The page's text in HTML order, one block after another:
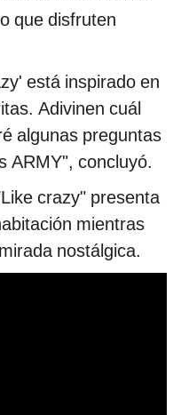
que disfruten
está inspirado en
Adivinen cuál
algunas preguntas
ARMY", concluyó.
crazy" presenta
mientras
nostálgica.